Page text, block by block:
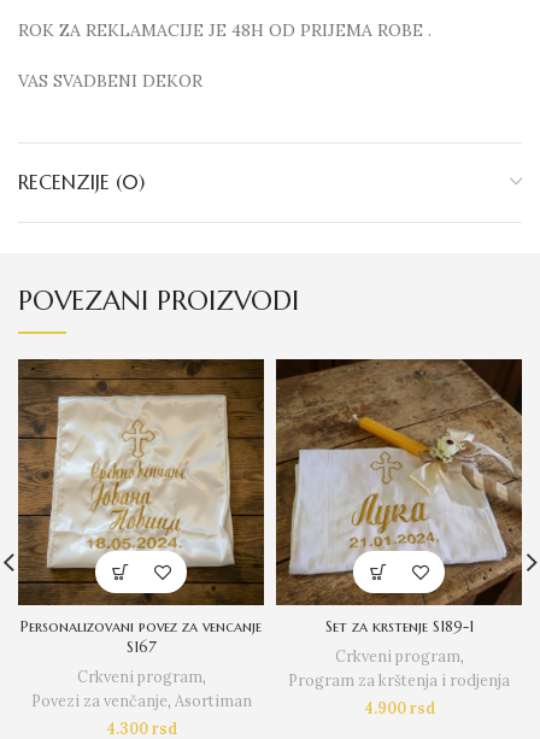
ROK ZA REKLAMACIJE JE 48H OD PRIJEMA ROBE .
VAS SVADBENI DEKOR
RECENZIJE (0)
POVEZANI PROIZVODI
Personalizovani povez za vencanje
S167
Crkveni program,
Povezi za venčanje, Asortiman
4.300rsd
Set za krstenje S189-1
Crkveni program,
Program za krštenja i rodjenja
4.900rsd